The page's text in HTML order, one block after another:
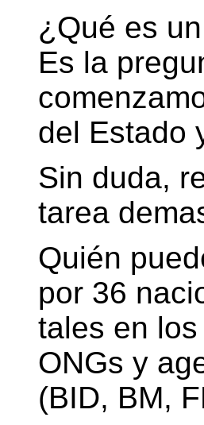
¿Qué es
Es la
del Estado
Sin duda,
tarea
Quién
por 36
tales en
ONGs y
(BID, BM,